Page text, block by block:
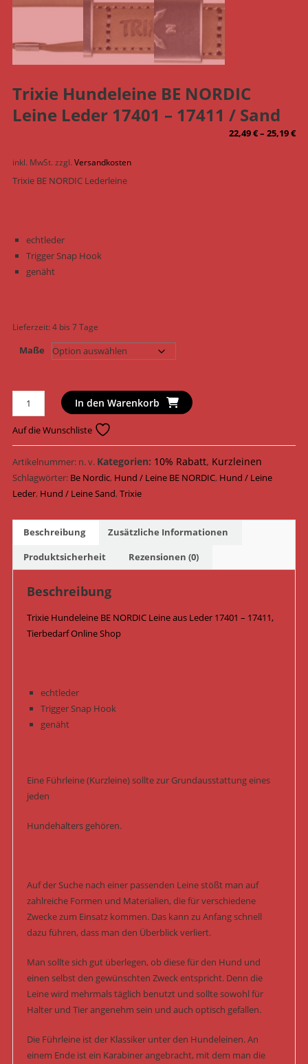
Trixie Hundeleine BE NORDIC
Leine Leder 17401 – 17411 / Sand
22,49€–25,19€
inkl. MwSt. zzgl. Versandkosten
Trixie BE NORDIC Lederleine
echtleder
Trigger Snap Hook
genäht
Lieferzeit:4 bis 7 Tage
Maße
Trixie
Hundeleine
BE
NORDIC
Leine
Leder
17401
17411
Sand
Menge
In den Warenkorb
Auf die Wunschliste
Artikelnummer: n. v. Kategorien: 10% Rabatt, Kurzleinen
Schlagwörter: Be Nordic, Hund / Leine BE NORDIC, Hund / Leine
Leder, Hund / Leine Sand,Trixie
Beschreibung
Zusätzliche Informationen
Produktsicherheit
Rezensionen (0)
Beschreibung
Trixie Hundeleine BE NORDIC Leine aus Leder 17401 – 17411,
Tierbedarf Online Shop
echtleder
Trigger Snap Hook
genäht
Eine Führleine (Kurzleine) sollte zur Grundausstattung eines
jeden
Hundehalters gehören.
Auf der Suche nach einer passenden Leine stößt man auf
zahlreiche Formen und Materialien, die für verschiedene
Zwecke zum Einsatz kommen. Das kann zu Anfang schnell
dazu führen, dass man den Überblick verliert.
Man sollte sich gut überlegen, ob diese für den Hund und
einen selbst den gewünschten Zweck entspricht. Denn die
Leine wird mehrmals täglich benutzt und sollte sowohl für
Halter und Tier angenehm sein und auch optisch gefallen.
Die Führleine ist der Klassiker unter den Hundeleinen. An
einem Ende ist ein Karabiner angebracht, mit dem man die